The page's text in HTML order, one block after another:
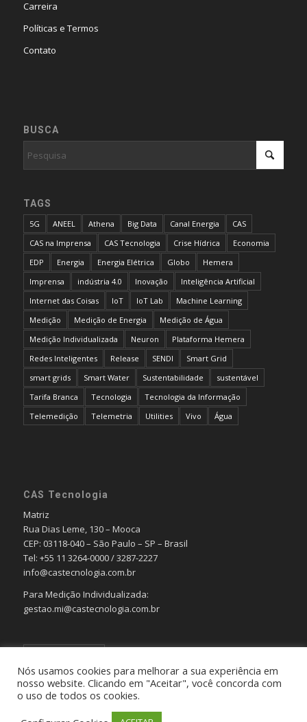
Carreira
Políticas e Termos
Contato
BUSCA
TAGS
5G ANEEL Athena Big Data Canal Energia
CAS
CAS na Imprensa
CAS Tecnologia Crise Hídrica
Economia
EDP
Energia Energia Elétrica Globo
Hemera
Imprensa
indústria 4.0 Inovação
Inteligência Artificial
Internet das Coisas
IoT IoT Lab
Machine Learning
Medição
Medição de Energia
Medição de Água
Medição Individualizada
Neuron
Plataforma Hemera
Redes Inteligentes
Release SENDI
Smart Grid
smart grids
Smart Water Sustentabilidade
sustentável
Tarifa Branca
Tecnologia
Tecnologia da Informação
Telemedição
Telemetria Utilities Vivo Água
CAS Tecnologia
Matriz
Rua Dias Leme, 130 – Mooca
CEP: 03118-040 – São Paulo – SP – Brasil
Tel: +55 11 3264-0000 / 3287-2227
info@castecnologia.com.br
Para Medição Individualizada:
gestao.mi@castecnologia.com.br
Nós usamos cookies para melhorar a sua experiência em
nosso website. Clicando em "Aceitar", você concorda com
o uso de todos os cookies.